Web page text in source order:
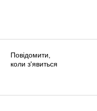
Повідомити,
коли з'явиться